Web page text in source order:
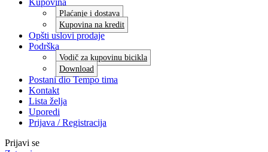
Kupovina
Plaćanje i dostava
Kupovina na kredit
Opšti uslovi prodaje
Podrška
Vodič za kupovinu bicikla
Download
Postani dio Tempo tima
Kontakt
Lista želja
Uporedi
Prijava / Registracija
Prijavi se